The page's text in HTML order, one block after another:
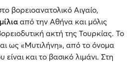
βορειοανατολικό Αιγαίο,
από την Αθήνα και μόλις
ακτή της Τουρκίας. Το
ως «Μυτιλήνη», από το όνομα
και το βασικό λιμάνι. Στη